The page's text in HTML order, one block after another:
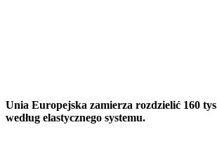
Unia Europejska zamierza rozdzielić 160
według elastycznego systemu.